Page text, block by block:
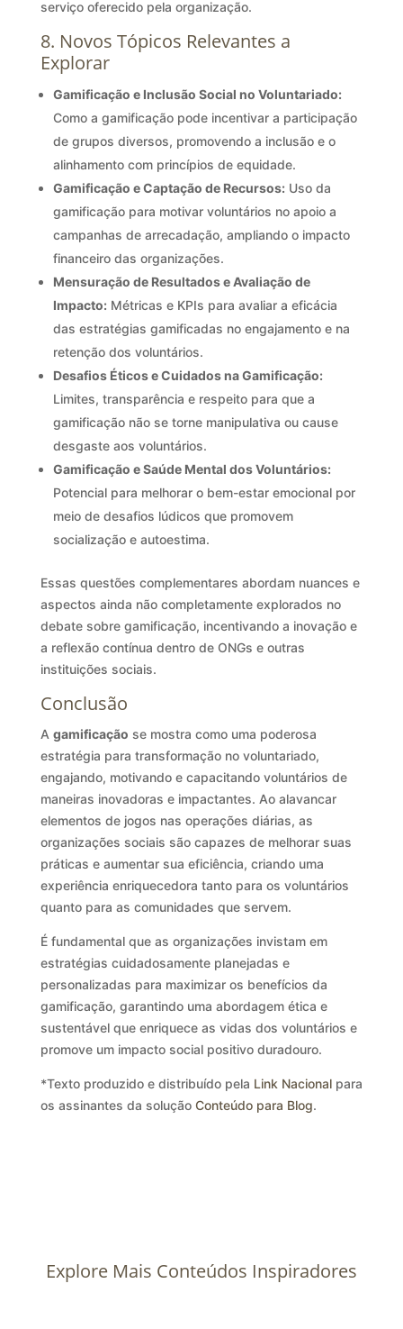
serviço oferecido pela organização.
8. Novos Tópicos Relevantes a
Explorar
Gamificação e Inclusão Social no Voluntariado:
Como a gamificação pode incentivar a participação
de grupos diversos, promovendo a inclusão e o
alinhamento com princípios de equidade.
Gamificação e Captação de Recursos:Uso da
gamificação para motivar voluntários no apoio a
campanhas de arrecadação, ampliando o impacto
financeiro das organizações.
Mensuração de Resultados e Avaliação de
Impacto:Métricas e KPIs para avaliar a eficácia
das estratégias gamificadas no engajamento e na
retenção dos voluntários.
Desafios Éticos e Cuidados na Gamificação:
Limites, transparência e respeito para que a
gamificação não se torne manipulativa ou cause
desgaste aos voluntários.
Gamificação e Saúde Mental dos Voluntários:
Potencial para melhorar o bem-estar emocional por
meio de desafios lúdicos que promovem
socialização e autoestima.
Essas questões complementares abordam nuances e
aspectos ainda não completamente explorados no
debate sobre gamificação, incentivando a inovação e
a reflexão contínua dentro de ONGs e outras
instituições sociais.
Conclusão
A gamificação se mostra como uma poderosa
estratégia para transformação no voluntariado,
engajando, motivando e capacitando voluntários de
maneiras inovadoras e impactantes. Ao alavancar
elementos de jogos nas operações diárias, as
organizações sociais são capazes de melhorar suas
práticas e aumentar sua eficiência, criando uma
experiência enriquecedora tanto para os voluntários
quanto para as comunidades que servem.
É fundamental que as organizações invistam em
estratégias cuidadosamente planejadas e
personalizadas para maximizar os benefícios da
gamificação, garantindo uma abordagem ética e
sustentável que enriquece as vidas dos voluntários e
promove um impacto social positivo duradouro.
*Texto produzido e distribuído pela Link Nacionalpara
os assinantes da solução Conteúdo para Blog.
Explore Mais Conteúdos Inspiradores